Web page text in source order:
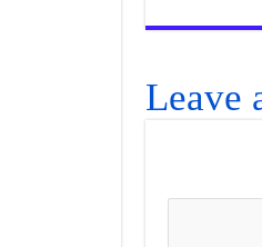
Leave